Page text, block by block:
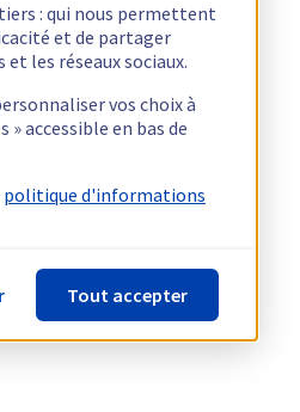
: qui nous permettent
et de partager
les réseaux sociaux.
vos choix à
accessible en bas de
politique d'informations
Tout accepter